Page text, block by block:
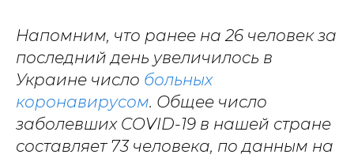
Напомним, что ранее на 26 человек за
последний день увеличилось в
Украине число больных
коронавирусом. Общее число
заболевших COVID-19 в нашей стране
составляет 73 человека, по данным на